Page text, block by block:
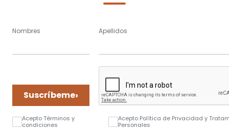
Nombres Apellidos
Suscríbeme›
Acepto Términos y
condiciones
Acepto Política de Privacidad y
Personales